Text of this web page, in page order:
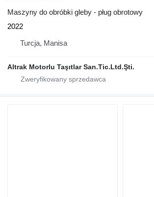
Maszyny do obróbki gleby - pług obrotowy
2022
Turcja, Manisa
Altrak Motorlu Taşıtlar San.Tic.Ltd.Şti.